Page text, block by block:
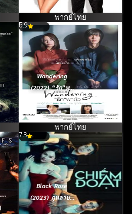
พากย์ไทย
6.9
Wandering
(2022) “รัก”พา
ตัว
พากย์ไทย
7.3
Black Rose
(2023) กุหลาบสี
ดำ